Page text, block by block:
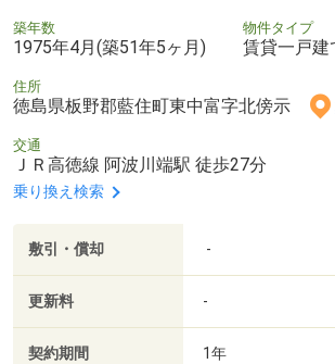
築年数
1975年4月(築51年5ヶ月)
物件タイプ
賃貸一戸建
住所
徳島県板野郡藍住町東中富字北傍示
交通
ＪＲ高徳線 阿波川端駅 徒歩27分
乗り換え検索
敷引・償却 -
更新料 -
契約期間 1年